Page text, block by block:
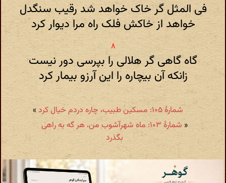
فی المثل گر خاک خواهد شد رقیب سنگدل
خواهد از خاکش فلک راه مرا دیوار کرد
گاه گاهی گر هلالی را بپرسی دور نیست
زانکه آن بیچاره را این آرزو بیمار کرد
شمارهٔ ۱۰۵: مسکین طبیب، چاره دردم خیال کرد
»
«
شمارهٔ ۱۰۳: ماه شهرآشوب من، هر گه به راهی
بگذرد